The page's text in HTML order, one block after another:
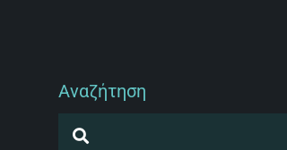
Αναζήτηση